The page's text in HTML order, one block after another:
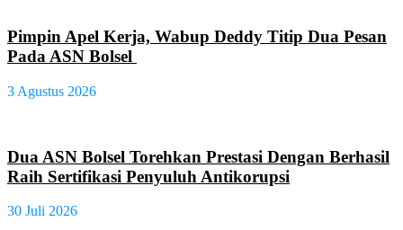
Pimpin Apel Kerja, Wabup Deddy Titip Dua Pesan
Pada ASN Bolsel
3 Agustus 2026
Dua ASN Bolsel Torehkan Prestasi Dengan Berhasil
Raih Sertifikasi Penyuluh Antikorupsi
30 Juli 2026